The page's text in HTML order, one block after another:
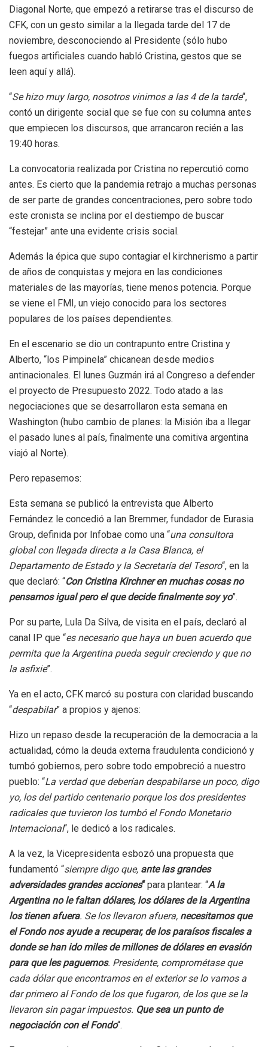
Diagonal Norte, que empezó a retirarse tras el discurso de
CFK, con un gesto similar a la llegada tarde del 17 de
noviembre, desconociendo al Presidente (sólo hubo
fuegos artificiales cuando habló Cristina, gestos que se
leen aquí y allá).
“Se hizo muy largo, nosotros vinimos a las 4 de la tarde“,
contó un dirigente social que se fue con su columna antes
que empiecen los discursos, que arrancaron recién a las
19:40 horas.
La convocatoria realizada por Cristina no repercutió como
antes. Es cierto que la pandemia retrajo a muchas personas
de ser parte de grandes concentraciones, pero sobre todo
este cronista se inclina por el destiempo de buscar
“festejar” ante una evidente crisis social.
Además la épica que supo contagiar el kirchnerismo a partir
de años de conquistas y mejora en las condiciones
materiales de las mayorías, tiene menos potencia. Porque
se viene el FMI, un viejo conocido para los sectores
populares de los países dependientes.
En el escenario se dio un contrapunto entre Cristina y
Alberto, “los Pimpinela” chicanean desde medios
antinacionales. El lunes Guzmán irá al Congreso a defender
el proyecto de Presupuesto 2022. Todo atado a las
negociaciones que se desarrollaron esta semana en
Washington (hubo cambio de planes: la Misión iba a llegar
el pasado lunes al país, finalmente una comitiva argentina
viajó al Norte).
Pero repasemos:
Esta semana se publicó la entrevista que Alberto
Fernández le concedió a Ian Bremmer, fundador de Eurasia
Group, definida por Infobae como una “una consultora
global con llegada directa a la Casa Blanca, el
Departamento de Estado y la Secretaría del Tesoro“, en la
que declaró: “Con Cristina Kirchner en muchas cosas no
pensamos igual pero el que decide finalmente soy yo”.
Por su parte, Lula Da Silva, de visita en el país, declaró al
canal IP que “es necesario que haya un buen acuerdo que
permita que la Argentina pueda seguir creciendo y que no
la asfixie”.
Ya en el acto, CFK marcó su postura con claridad buscando
“despabilar” a propios y ajenos:
Hizo un repaso desde la recuperación de la democracia a la
actualidad, cómo la deuda externa fraudulenta condicionó y
tumbó gobiernos, pero sobre todo empobreció a nuestro
pueblo: “La verdad que deberían despabilarse un poco, digo
yo, los del partido centenario porque los dos presidentes
radicales que tuvieron los tumbó el Fondo Monetario
Internacional“, le dedicó a los radicales.
A la vez, la Vicepresidenta esbozó una propuesta que
fundamentó “siempre digo que, ante las grandes
adversidades grandes acciones“para plantear: “A la
Argentina no le faltan dólares, los dólares de la Argentina
los tienen afuera. Se los llevaron afuera, necesitamos que
el Fondo nos ayude a recuperar, de los paraísos fiscales a
donde se han ido miles de millones de dólares en evasión
para que les paguemos. Presidente, comprométase que
cada dólar que encontramos en el exterior se lo vamos a
dar primero al Fondo de los que fugaron, de los que se la
llevaron sin pagar impuestos. Que sea un punto de
negociación con el Fondo“.